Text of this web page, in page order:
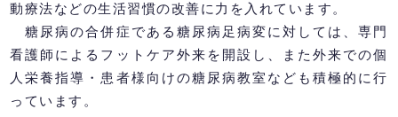
動療法などの生活習慣の改善に力を入れています。
糖尿病の合併症である糖尿病足病変に対しては、専門
看護師によるフットケア外来を開設し、また外来での個
人栄養指導・患者様向けの糖尿病教室なども積極的に行
っています。